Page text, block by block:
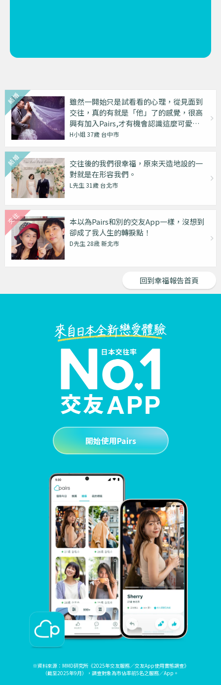
雖然一開始只是試看看的心理，從見面到
交往，真的有就是「他」了的感覺，很高
興有加入Pairs,才有機會認識這麼可愛的
他！
H小姐 37歲 台中市
交往後的我們很幸福，原來天造地設的一
對就是在形容我們。
L先生 31歲 台北市
本以為Pairs和別的交友App一樣，沒想到
卻成了我人生的轉捩點！
D先生 28歳 新北市
回到幸福報告首頁
開始使用Pairs
※資料來源：MMD研究所《2025年交友服務／交友App使用實態調查》
（截至2025年9月），調查對象為市佔率前5名之服務／App。